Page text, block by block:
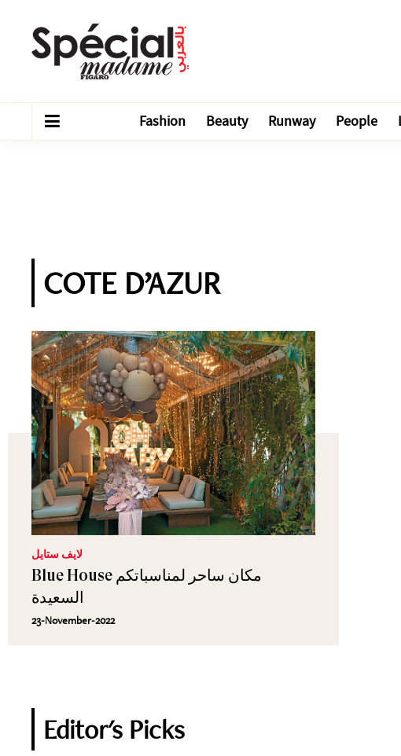
Fashion Beauty Runway People
COTE D’AZUR
لايف ستايل
Blue House مكان ساحر لمناسباتكم
السعيدة
23-November-2022
Editor's Picks